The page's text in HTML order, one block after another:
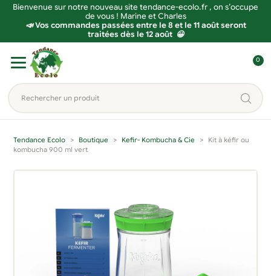
Bienvenue sur notre nouveau site tendance-ecolo.fr , on s’occupe
de vous ! Marine et Charles
📣 Vos commandes passées entre le 8 et le 11 août seront
traitées dès le 12 août 😀
navigation
contenu
Rechercher
un
produit...
o
n
0
Tendance Ecolo Boutique Kefir- Kombucha & Cie
Kit à kéfir ou
kombucha 900 ml vert